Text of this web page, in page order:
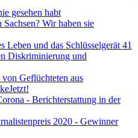
gesehen habt
Wir haben sie
Leben und das Schlüsselgerät 41
Diskriminierung und
Geflüchteten aus
- Berichterstattung in der
2020 - Gewinner